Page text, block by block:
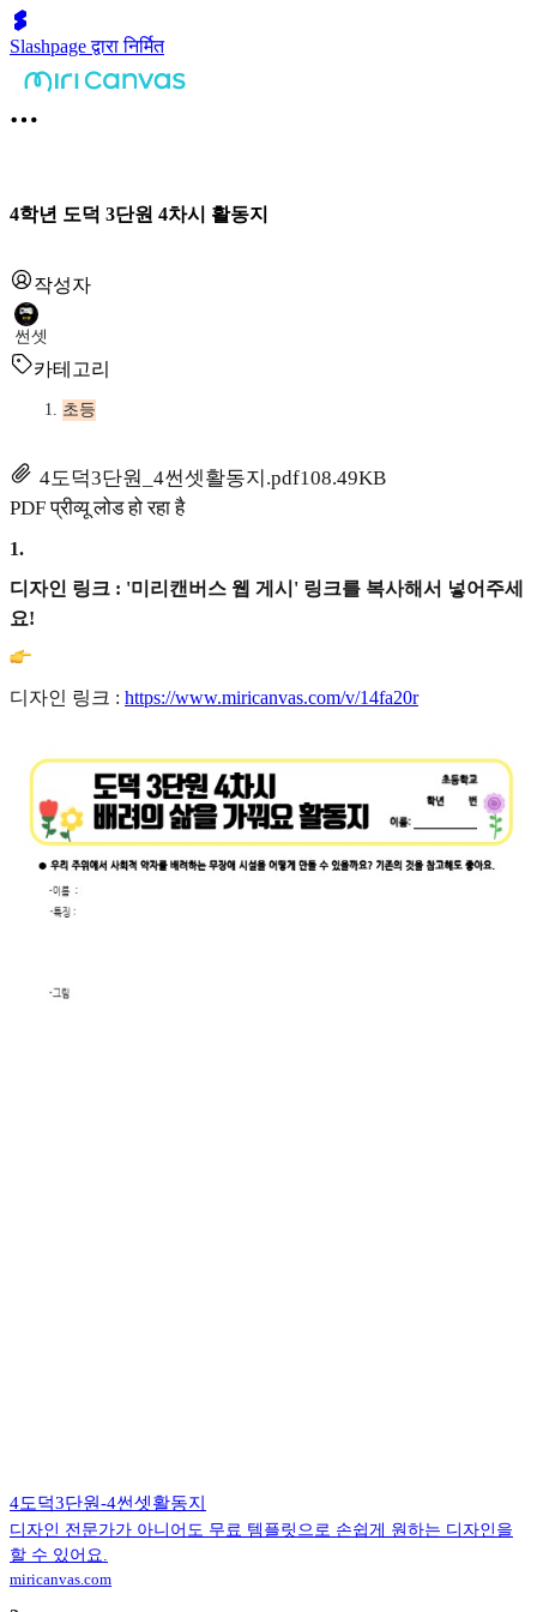
Slashpage द्वारा निर्मित
4학년 도덕 3단원 4차시 활동지
작성자
썬셋
카테고리
초등
4도덕3단원_4썬셋활동지.pdf108.49KB
PDF प्रीव्यू लोड हो रहा है
1.
디자인 링크 : '미리캔버스 웹 게시' 링크를 복사해서 넣어주세
요!
디자인 링크 : https://www.miricanvas.com/v/14fa20r
4도덕3단원-4썬셋활동지
디자인 전문가가 아니어도 무료 템플릿으로 손쉽게 원하는 디자인을
할 수 있어요.
miricanvas.com